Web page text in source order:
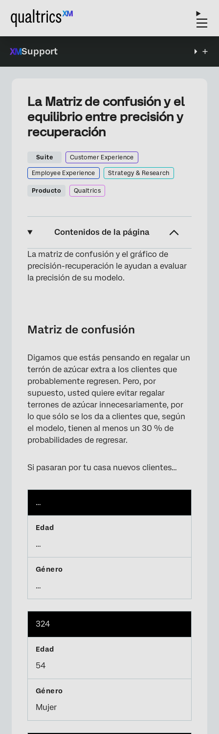
Support
La Matriz de confusión y el
equilibrio entre precisión y
recuperación
Suite Customer Experience
Employee Experience Strategy & Research
Producto Qualtrics
Contenidos de la página
Matriz de confusión
Precisión vs. Curva de recuperación
La matriz de confusión y el gráfico de
precisión-recuperación le ayudan a evaluar
la precisión de su modelo.
Matriz de confusión
Digamos que estás pensando en regalar un
terrón de azúcar extra a los clientes que
probablemente regresen. Pero, por
supuesto, usted quiere evitar regalar
terrones de azúcar innecesariamente, por
lo que sólo se los da a clientes que, según
el modelo, tienen al menos un 30 % de
probabilidades de regresar.
Si pasaran por tu casa nuevos clientes…
…
…
…
324
54
Mujer